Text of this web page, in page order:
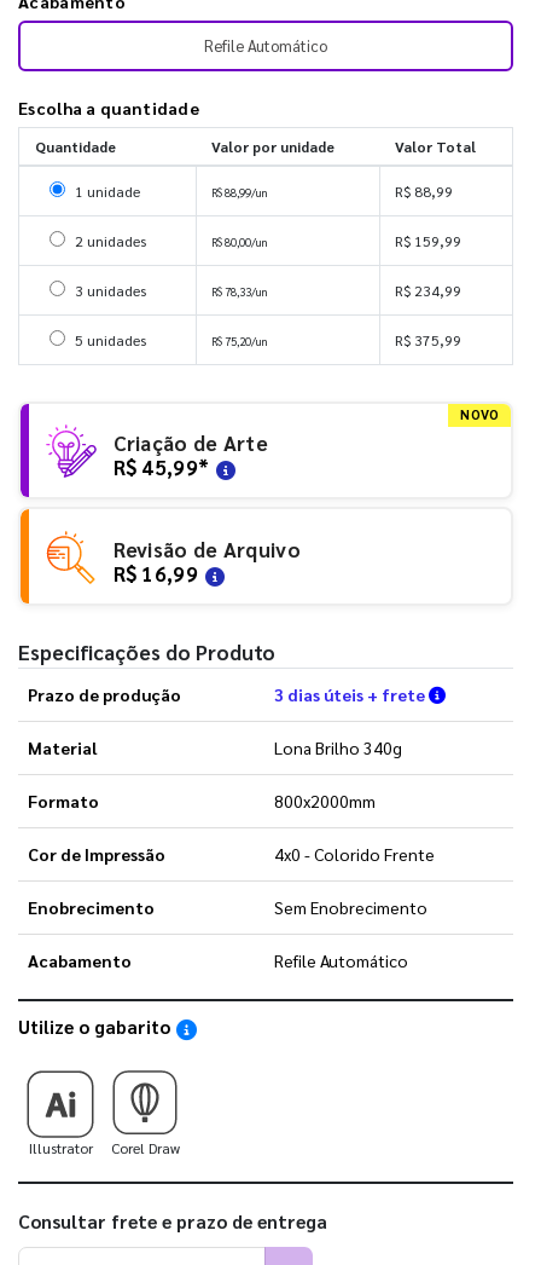
Refile Automático
Escolha a quantidade
Quantidade Valor por unidade Valor Total
Selecionar 1 unidade
1 unidade R$ 88,99/un R$ 88,99
Selecionar 2 unidades
2 unidades R$ 80,00/un R$ 159,99
Selecionar 3 unidades
3 unidades R$ 78,33/un R$ 234,99
Selecionar 5 unidades
5 unidades R$ 75,20/un R$ 375,99
NOVO
Criação de Arte
R$ 45,99*
Revisão de Arquivo
R$ 16,99
Especificações do Produto
Prazo de produção 3 dias úteis + frete Verifique
Material Lona Brilho 340g
Formato 800x2000mm
Cor de Impressão 4x0 - Colorido Frente
Enobrecimento Sem Enobrecimento
Acabamento Refile Automático
Utilize o gabarito Saiba como utilizar os nossos gabaritos
Illustrator Corel Draw
Consultar frete e prazo de entrega